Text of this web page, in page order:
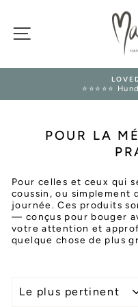
contenu
POUR LA
Pour celles et ceux qui
coussin, ou simplement
journée. Ces produits
— conçus pour bouger
votre attention et
quelque chose de plus